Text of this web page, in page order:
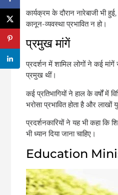
कार्यक्रम के दौरान नारेबाजी भी
कानून-व्यवस्था प्रभावित न हो।
प्रमुख मांगें
प्रदर्शन में शामिल लोगों ने कई मांगें
प्रमुख थीं।
कई प्रतिभागियों ने हाल के वर्षों में
भरोसा प्रभावित होता है और लाखों
प्रदर्शनकारियों ने यह भी कहा कि
भी ध्यान दिया जाना चाहिए।
Education